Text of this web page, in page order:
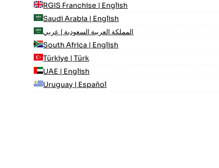
RGIS Franchise | English
Saudi Arabia | English
المملكة العربية السعودية | عربي
South Africa | English
Türkiye | Türk
UAE | English
Uruguay | Español